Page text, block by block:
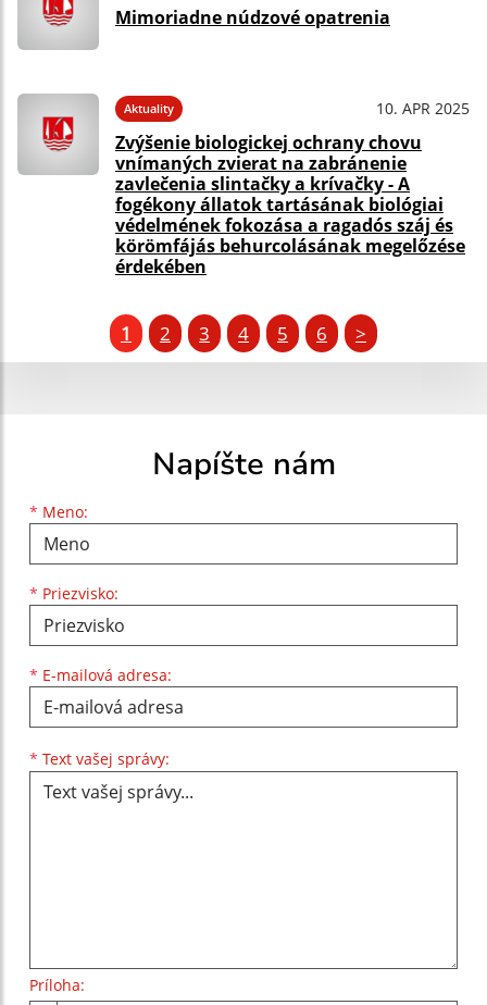
Mimoriadne núdzové opatrenia
Aktuality 10. APR 2025
Zvýšenie biologickej ochrany chovu
vnímaných zvierat na zabránenie
zavlečenia slintačky a krívačky - A
fogékony állatok tartásának biológiai
védelmének fokozása a ragadós száj és
körömfájás behurcolásának megelőzése
érdekében
1 2 3 4 5 6 >
Napíšte nám
* Meno:
Meno
* Priezvisko:
Priezvisko
* E-mailová adresa:
E-mailová adresa
* Text vašej správy:
Príloha: